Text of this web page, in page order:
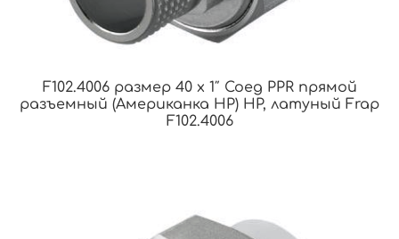
F102.4006 размер 40 x 1″ Соед PPR прямой
разъемный (Американка НР) НР, латуный Frap
F102.4006